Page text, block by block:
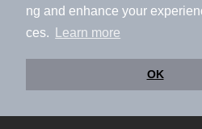
ng and enhance your
ces.
Learn more
OK
ニフティ温泉公式アカウ
おトク情報やクーポン